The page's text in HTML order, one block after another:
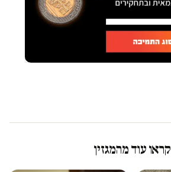
קראו עוד מהמגזין